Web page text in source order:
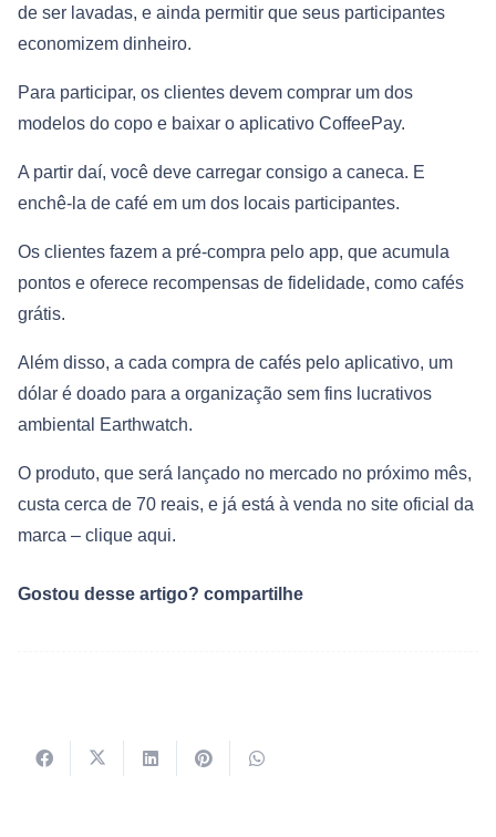
de ser lavadas, e ainda permitir que seus participantes
economizem dinheiro.
Para participar, os clientes devem comprar um dos
modelos do copo e baixar o aplicativo CoffeePay.
A partir daí, você deve carregar consigo a caneca. E
enchê-la de café em um dos locais participantes.
Os clientes fazem a pré-compra pelo app, que acumula
pontos e oferece recompensas de fidelidade, como cafés
grátis.
Além disso, a cada compra de cafés pelo aplicativo, um
dólar é doado para a organização sem fins lucrativos
ambiental Earthwatch.
O produto, que será lançado no mercado no próximo mês,
custa cerca de 70 reais, e já está à venda no site oficial da
marca – clique aqui.
Gostou desse artigo? compartilhe